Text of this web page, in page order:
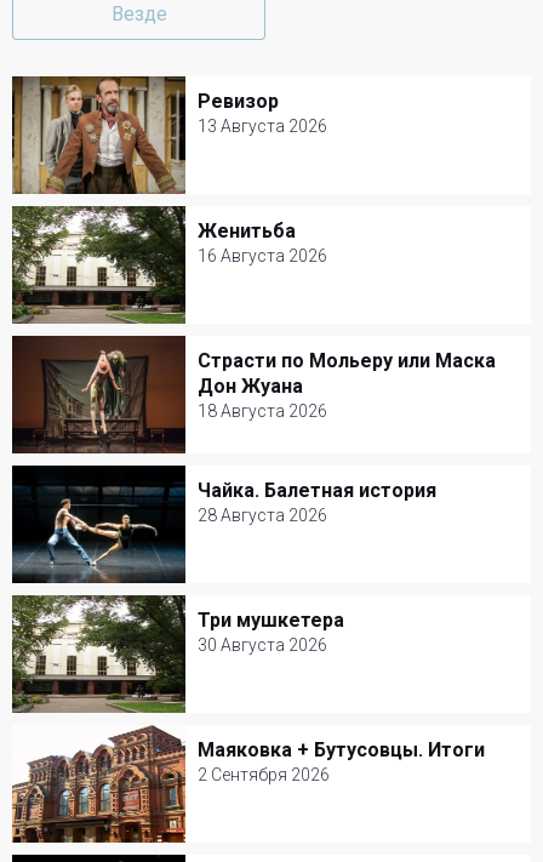
Везде
Ревизор
13 Августа 2026
Ревизор
13 Августа 2026
Современник
Комедия
Женитьба
16 Августа 2026
Женитьба
16 Августа 2026
Театр Моссовета
Драма
Страсти по Мольеру или Маска
Дон Жуана
18 Августа 2026
Страсти по Мольеру или Маска Дон
Жуана
18 Августа 2026
Александринский театр
Балет и Танец
Чайка. Балетная история
28 Августа 2026
Чайка. Балетная история
28 Августа 2026
Александринский театр
Балет и Танец
Три мушкетера
30 Августа 2026
Три мушкетера
30 Августа 2026
Театр Моссовета
Музыкальный спектакль
Маяковка + Бутусовцы. Итоги
2 Сентября 2026
Маяковка + Бутусовцы. Итоги
2 Сентября 2026